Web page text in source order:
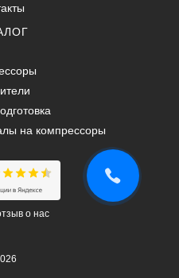
на компрессоры
о нас